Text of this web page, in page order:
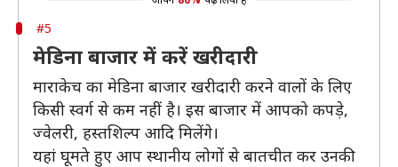
#5
मेडिना बाजार में करें खरीदारी
माराकेच का मेडिना बाजार खरीदारी करने वालों के लिए
किसी स्वर्ग से कम नहीं है। इस बाजार में आपको कपड़े,
ज्वेलरी, हस्तशिल्प आदि मिलेंगे।
यहां घूमते हुए आप स्थानीय लोगों से बातचीत कर उनकी